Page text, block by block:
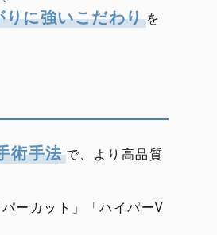
に強いこだわりを
術手法で、より高品質
ーカット」「ハイパーV